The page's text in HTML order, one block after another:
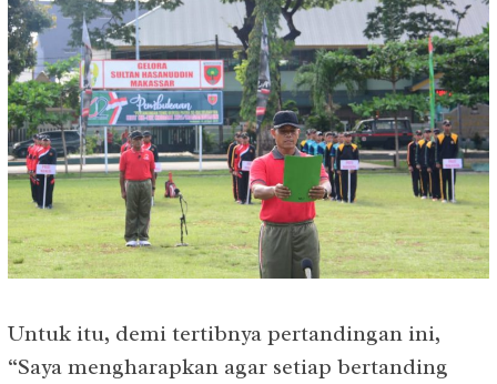
Untuk itu, demi tertibnya pertandingan ini,
“Saya mengharapkan agar setiap bertanding